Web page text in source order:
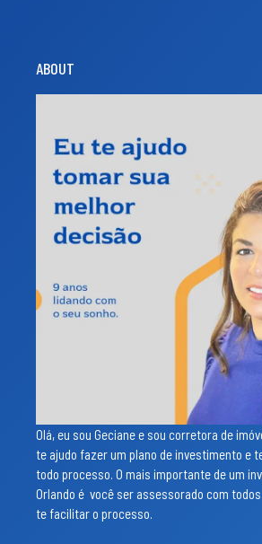
ABOUT
Olá, eu sou Geciane e sou corretora de
te ajudo fazer um plano de investimento e
todo processo. O mais importante de um
Orlando é você ser assessorado com
te facilitar o processo.